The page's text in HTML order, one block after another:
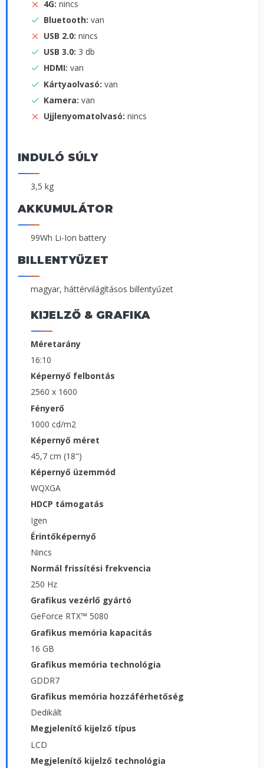
4G: nincs
Bluetooth: van
USB 2.0: nincs
USB 3.0: 3 db
HDMI: van
Kártyaolvasó: van
Kamera: van
Ujjlenyomatolvasó: nincs
INDULÓ SÚLY
3,5 kg
AKKUMULÁTOR
99Wh Li-Ion battery
BILLENTYŰZET
magyar, háttérvilágításos billentyűzet
KIJELZŐ & GRAFIKA
Méretarány
16:10
Képernyő felbontás
2560 x 1600
Fényerő
1000 cd/m2
Képernyő méret
45,7 cm (18")
Képernyő üzemmód
WQXGA
HDCP támogatás
Igen
Érintőképernyő
Nincs
Normál frissítési frekvencia
250 Hz
Grafikus vezérlő gyártó
GeForce RTX™ 5080
Grafikus memória kapacitás
16 GB
Grafikus memória technológia
GDDR7
Grafikus memória hozzáférhetőség
Dedikált
Megjelenítő kijelző típus
LCD
Megjelenítő kijelző technológia